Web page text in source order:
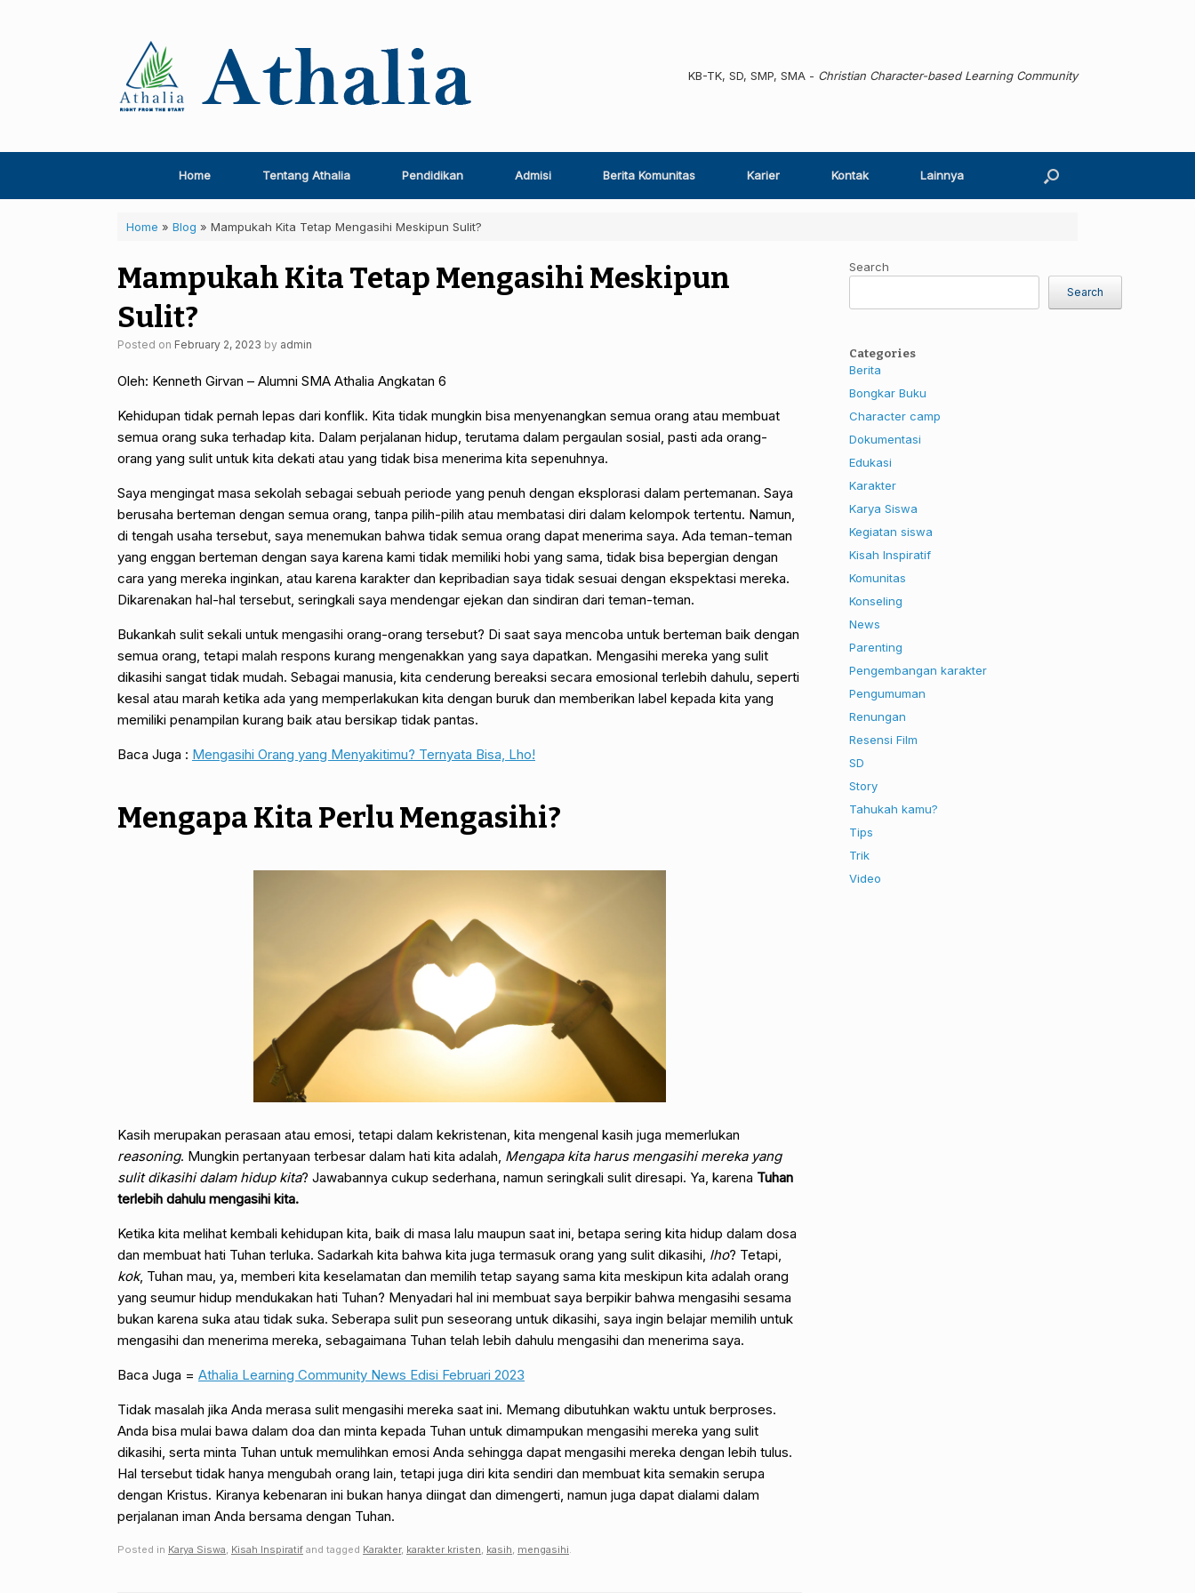
KB-TK, SD, SMP, SMA - Christian Character-based Learning Community
Home Tentang Athalia Pendidikan Admisi Berita Komunitas Karier Kontak Lainnya
Home » Blog » Mampukah Kita Tetap Mengasihi Meskipun Sulit?
Mampukah Kita Tetap Mengasihi Meskipun
Sulit?
Posted on February 2, 2023 by admin
Oleh: Kenneth Girvan – Alumni SMA Athalia Angkatan 6
Kehidupan tidak pernah lepas dari konflik. Kita tidak mungkin bisa menyenangkan semua orang atau membuat
semua orang suka terhadap kita. Dalam perjalanan hidup, terutama dalam pergaulan sosial, pasti ada orang-
orang yang sulit untuk kita dekati atau yang tidak bisa menerima kita sepenuhnya.
Saya mengingat masa sekolah sebagai sebuah periode yang penuh dengan eksplorasi dalam pertemanan. Saya
berusaha berteman dengan semua orang, tanpa pilih-pilih atau membatasi diri dalam kelompok tertentu. Namun,
di tengah usaha tersebut, saya menemukan bahwa tidak semua orang dapat menerima saya. Ada teman-teman
yang enggan berteman dengan saya karena kami tidak memiliki hobi yang sama, tidak bisa bepergian dengan
cara yang mereka inginkan, atau karena karakter dan kepribadian saya tidak sesuai dengan ekspektasi mereka.
Dikarenakan hal-hal tersebut, seringkali saya mendengar ejekan dan sindiran dari teman-teman.
Bukankah sulit sekali untuk mengasihi orang-orang tersebut? Di saat saya mencoba untuk berteman baik dengan
semua orang, tetapi malah respons kurang mengenakkan yang saya dapatkan. Mengasihi mereka yang sulit
dikasihi sangat tidak mudah. Sebagai manusia, kita cenderung bereaksi secara emosional terlebih dahulu, seperti
kesal atau marah ketika ada yang memperlakukan kita dengan buruk dan memberikan label kepada kita yang
memiliki penampilan kurang baik atau bersikap tidak pantas.
Baca Juga : Mengasihi Orang yang Menyakitimu? Ternyata Bisa, Lho!
Mengapa Kita Perlu Mengasihi?
Kasih merupakan perasaan atau emosi, tetapi dalam kekristenan, kita mengenal kasih juga memerlukan
reasoning. Mungkin pertanyaan terbesar dalam hati kita adalah, Mengapa kita harus mengasihi mereka yang
sulit dikasihi dalam hidup kita? Jawabannya cukup sederhana, namun seringkali sulit diresapi. Ya, karena Tuhan
terlebih dahulu mengasihi kita.
Ketika kita melihat kembali kehidupan kita, baik di masa lalu maupun saat ini, betapa sering kita hidup dalam dosa
dan membuat hati Tuhan terluka. Sadarkah kita bahwa kita juga termasuk orang yang sulit dikasihi, lho? Tetapi,
kok, Tuhan mau, ya, memberi kita keselamatan dan memilih tetap sayang sama kita meskipun kita adalah orang
yang seumur hidup mendukakan hati Tuhan? Menyadari hal ini membuat saya berpikir bahwa mengasihi sesama
bukan karena suka atau tidak suka. Seberapa sulit pun seseorang untuk dikasihi, saya ingin belajar memilih untuk
mengasihi dan menerima mereka, sebagaimana Tuhan telah lebih dahulu mengasihi dan menerima saya.
Baca Juga = Athalia Learning Community News Edisi Februari 2023
Tidak masalah jika Anda merasa sulit mengasihi mereka saat ini. Memang dibutuhkan waktu untuk berproses.
Anda bisa mulai bawa dalam doa dan minta kepada Tuhan untuk dimampukan mengasihi mereka yang sulit
dikasihi, serta minta Tuhan untuk memulihkan emosi Anda sehingga dapat mengasihi mereka dengan lebih tulus.
Hal tersebut tidak hanya mengubah orang lain, tetapi juga diri kita sendiri dan membuat kita semakin serupa
dengan Kristus. Kiranya kebenaran ini bukan hanya diingat dan dimengerti, namun juga dapat dialami dalam
perjalanan iman Anda bersama dengan Tuhan.
Posted in Karya Siswa Kisah Inspiratif and tagged Karakter, karakter kristen kasih mengasihi
Search
Search
Categories
Berita
Bongkar Buku
Character camp
Dokumentasi
Edukasi
Karakter
Karya Siswa
Kegiatan siswa
Kisah Inspiratif
Komunitas
Konseling
News
Parenting
Pengembangan karakter
Pengumuman
Renungan
Resensi Film
SD
Story
Tahukah kamu?
Tips
Trik
Video